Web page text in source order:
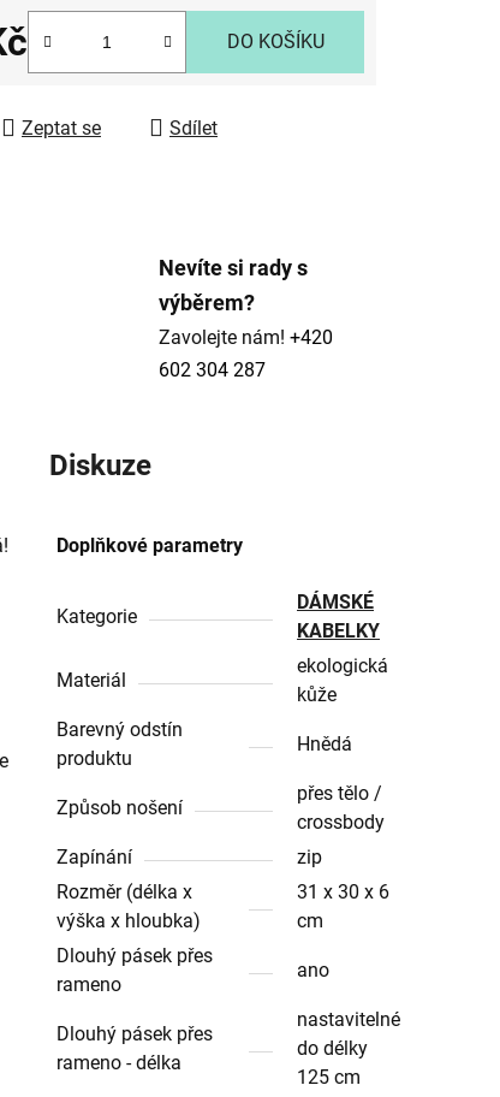
DO KOŠÍKU
Zeptat se Sdílet
Nevíte si rady s
výběrem?
Zavolejte nám! +420
602 304 287
Diskuze
Doplňkové parametry
Kategorie
DÁMSKÉ
KABELKY
Materiál
ekologická
kůže
Barevný odstín
produktu
Hnědá
Způsob nošení
přes tělo /
crossbody
Zapínání
zip
Rozměr (délka x
výška x hloubka)
31 x 30 x 6
cm
Dlouhý pásek přes
rameno
ano
Dlouhý pásek přes
rameno - délka
nastavitelné
do délky
125 cm